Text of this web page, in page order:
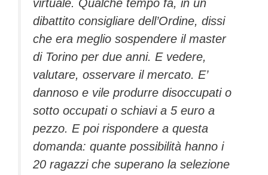
virtuale. Qualche tempo fa, in un
dibattito consigliare dell’Ordine, dissi
che era meglio sospendere il master
di Torino per due anni. E vedere,
valutare, osservare il mercato. E’
dannoso e vile produrre disoccupati o
sotto occupati o schiavi a 5 euro a
pezzo. E poi rispondere a questa
domanda: quante possibilità hanno i
20 ragazzi che superano la selezione